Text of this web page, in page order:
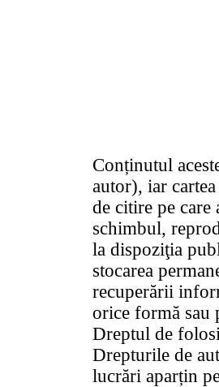
Conținutul
autor), iar
de citire pe
schimbul,
la dispoziţia
stocarea
recuperării
orice formă sau
Dreptul de
Drepturile de
lucrări aparțin